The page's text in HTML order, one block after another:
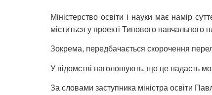
Міністерство освіти і науки має намір
міститься у проекті Типового навчального
Зокрема, передбачається скорочення
У відомстві наголошують, що це надасть
За словами заступника міністра освіти